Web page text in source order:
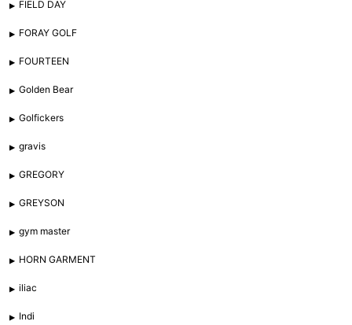
FIELD DAY
FORAY GOLF
FOURTEEN
Golden Bear
Golfickers
gravis
GREGORY
GREYSON
gym master
HORN GARMENT
iliac
Indi